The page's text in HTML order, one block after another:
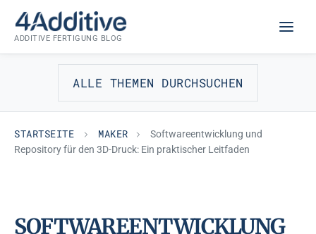
Inhalt
springen
ADDITIVE FERTIGUNG BLOG
ALLE THEMEN DURCHSUCHEN
STARTSEITE MAKER
Softwareentwicklung und
Repository für den 3D-Druck: Ein praktischer Leitfaden
MAKER
SOFTWAREENTWICKLUNG